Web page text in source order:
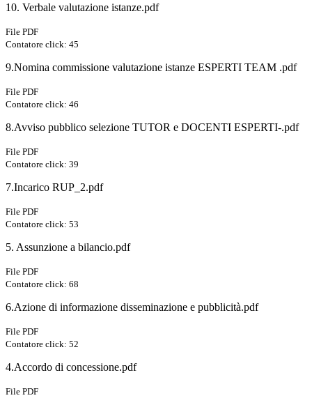
10. Verbale valutazione istanze.pdf
File PDF
Contatore click: 45
9.Nomina commissione valutazione istanze ESPERTI TEAM .pdf
File PDF
Contatore click: 46
8.Avviso pubblico selezione TUTOR e DOCENTI ESPERTI-.pdf
File PDF
Contatore click: 39
7.Incarico RUP_2.pdf
File PDF
Contatore click: 53
5. Assunzione a bilancio.pdf
File PDF
Contatore click: 68
6.Azione di informazione disseminazione e pubblicità.pdf
File PDF
Contatore click: 52
4.Accordo di concessione.pdf
File PDF